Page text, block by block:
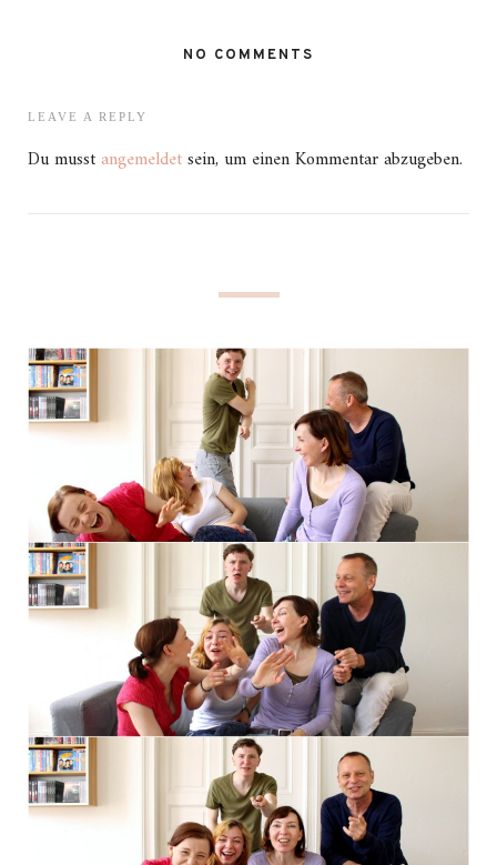
NO COMMENTS
LEAVE A REPLY
Du musst angemeldetsein, um einen Kommentar abzugeben.